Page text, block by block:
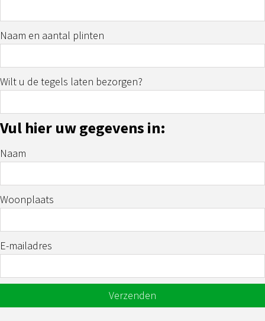
Naam en aantal plinten
Wilt u de tegels laten bezorgen?
Vul hier uw gegevens in:
Naam
Woonplaats
E-mailadres